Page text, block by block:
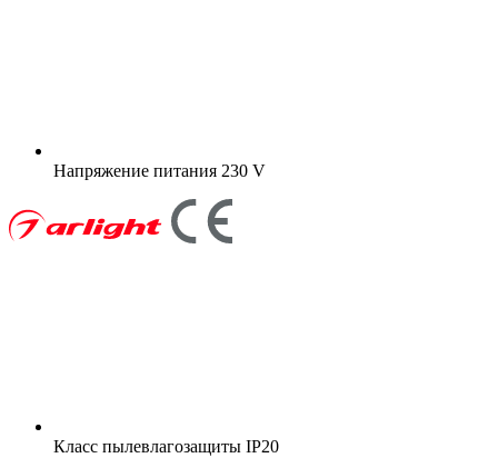
Напряжение питания 230 V
Класс пылевлагозащиты IP20